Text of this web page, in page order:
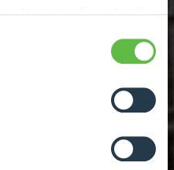
il suo consenso" e
presente in ogni
all'interessato ai
apposita procedura.
at the same height,
applications.